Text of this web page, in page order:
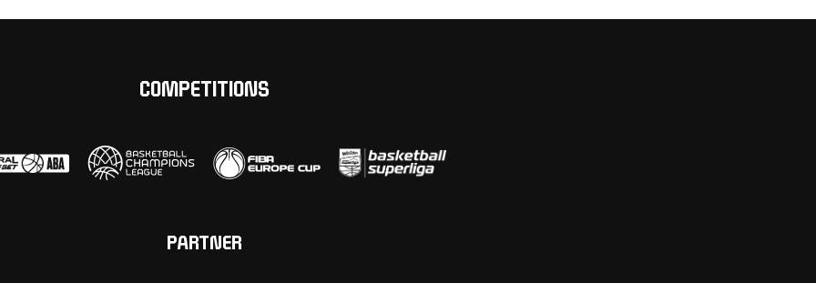
COMPETITIONS
PARTNER